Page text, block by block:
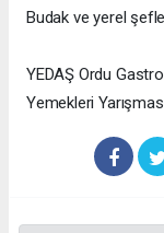
Budak ve yerel
YEDAŞ Ordu
Yemekleri